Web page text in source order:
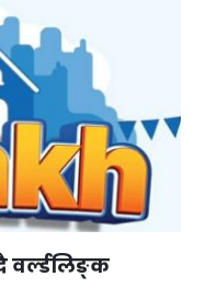
वर्ल्डलिङ्क